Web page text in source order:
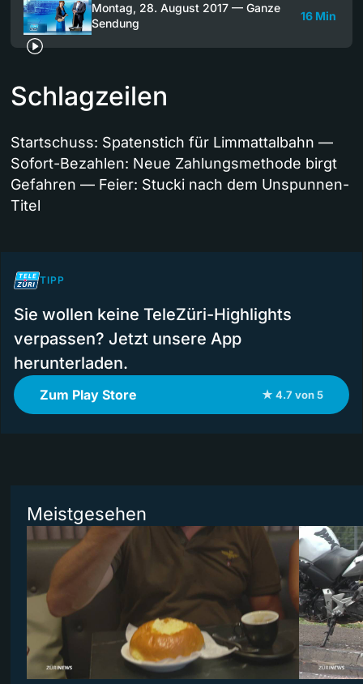
Montag, 28. August 2017 — Ganze
Sendung
16 Min
Schlagzeilen
Startschuss: Spatenstich für Limmattalbahn —
Sofort-Bezahlen: Neue Zahlungsmethode birgt
Gefahren — Feier: Stucki nach dem Unspunnen-
Titel
TIPP
Sie wollen keine TeleZüri-Highlights
verpassen? Jetzt unsere App
herunterladen.
Zum Play Store ★ 4.7 von 5
Meistgesehen